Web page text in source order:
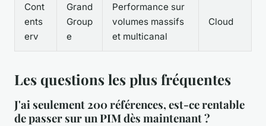
Cont
ents
erv
Grand
Group
e
Performance sur
volumes massifs
et multicanal
Cloud
Les questions les plus fréquentes
J'ai seulement 200 références, est-ce rentable
de passer sur un PIM dès maintenant ?